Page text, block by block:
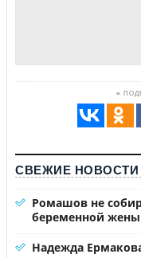
≡
СВЕЖИЕ НОВОСТИ
Ромашов не
беременной жены
Надежда